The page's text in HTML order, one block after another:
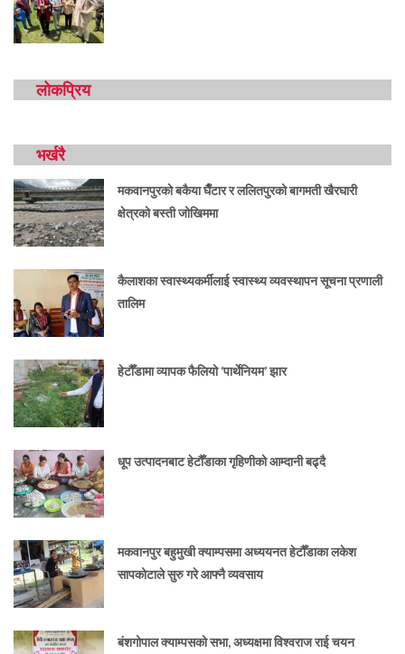
लोकप्रिय
भर्खरै
मकवानपुरको बकैया घैँटार र ललितपुरको बागमती खैरघारी
क्षेत्रको बस्ती जोखिममा
कैलाशका स्वास्थ्यकर्मीलाई स्वास्थ्य व्यवस्थापन सूचना प्रणाली
तालिम
हेटौँडामा व्यापक फैलियो ‘पार्थेनियम’ झार
धूप उत्पादनबाट हेटौँडाका गृहिणीको आम्दानी बढ्दै
मकवानपुर बहुमुखी क्याम्पसमा अध्ययनत हेटौँडाका लकेश
सापकोटाले सुरु गरे आफ्नै व्यवसाय
बंशगोपाल क्याम्पसको सभा, अध्यक्षमा विश्वराज राई चयन